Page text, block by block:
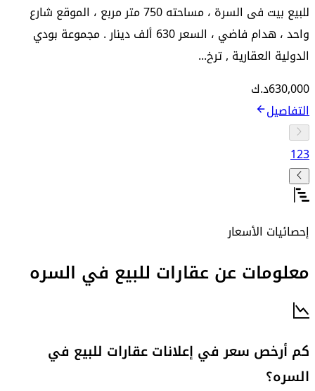
للبيع بيت فى السرة ، مساحته 750 متر مربع ، الموقع شارع
واحد ، هدام فاضي ، السعر 630 ألف دينار . مجموعة بودي
الدولية العقارية , ترخ...
630,000د.ك
التفاصيل
123
إحصائيات الأسعار
معلومات عن عقارات للبيع في السره
كم أرخص سعر في إعلانات عقارات للبيع في
السره؟